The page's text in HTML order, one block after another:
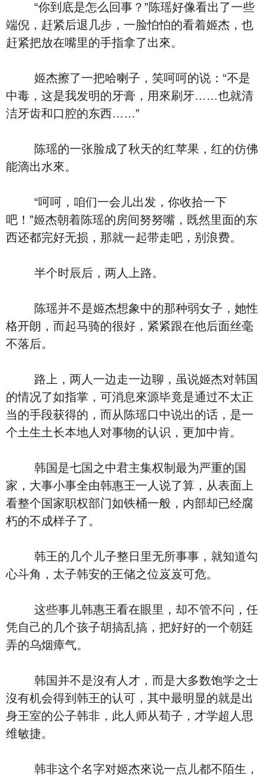
“你到底是怎么回事？”陈瑶好像看出了一些
端倪，赶紧后退几步，一脸怕怕的看着姬杰，也
赶紧把放在嘴里的手指拿了出來。
姬杰擦了一把哈喇子，笑呵呵的说：“不是
中毒，这是我发明的牙膏，用來刷牙……也就清
洁牙齿和口腔的东西……”
陈瑶的一张脸成了秋天的红苹果，红的仿佛
能滴出水來。
“呵呵，咱们一会儿出发，你收拾一下
吧！”姬杰朝着陈瑶的房间努努嘴，既然里面的东
西还都完好无损，那就一起带走吧，别浪费。
半个时辰后，两人上路。
陈瑶并不是姬杰想象中的那种弱女子，她性
格开朗，而起马骑的很好，紧紧跟在他后面丝毫
不落后。
路上，两人一边走一边聊，虽说姬杰对韩国
的情况了如指掌，可消息來源毕竟是通过不太正
当的手段获得的，而从陈瑶口中说出的话，是一
个土生土长本地人对事物的认识，更加中肯。
韩国是七国之中君主集权制最为严重的国
家，大事小事全由韩惠王一人说了算，从表面上
看整个国家职权部门如铁桶一般，内部却已经腐
朽的不成样子了。
韩王的几个儿子整日里无所事事，就知道勾
心斗角，太子韩安的王储之位岌岌可危。
这些事儿韩惠王看在眼里，却不管不问，任
凭自己的几个孩子胡搞乱搞，把好好的一个朝廷
弄的乌烟瘴气。
韩国并不是沒有人才，而是大多数饱学之士
沒有机会得到韩王的认可，其中最明显的就是出
身王室的公子韩非，此人师从荀子，才学超人思
维敏捷。
韩非这个名字对姬杰來说一点儿都不陌生，